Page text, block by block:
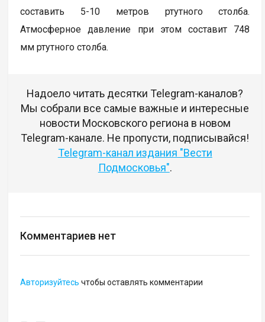
составить 5-10 метров ртутного столба.
Атмосферное давление при этом составит 748
мм ртутного столба.
Надоело читать десятки Telegram-каналов?
Мы собрали все самые важные и интересные
новости Московского региона в новом
Telegram-канале. Не пропусти, подписывайся!
Telegram-канал издания "Вести
Подмосковья".
Комментариев нет
Авторизуйтесь чтобы оставлять комментарии